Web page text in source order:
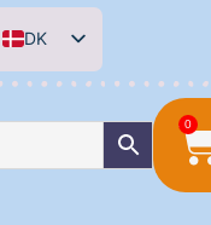
DK
EN
DE
0